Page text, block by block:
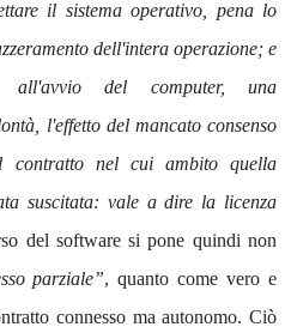
il sistema operativo, pena lo
dell'intera operazione; e
all'avvio del computer, una
l'effetto del mancato consenso
contratto nel cui ambito quella
suscitata: vale a dire la licenza
del software si pone quindi non
parziale”, quanto come vero e
connesso ma autonomo. Ciò